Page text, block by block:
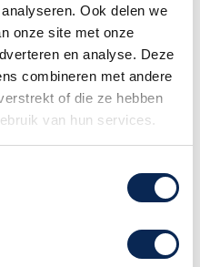
Ook delen we
onze site met onze
en analyse. Deze
combineren met andere
of die ze hebben
van hun services.
en de functionaliteit
interface. De
en de
zelfs voor beginners
dat je wilt bespelen,
neem je vocalen
artistieke invalshoek